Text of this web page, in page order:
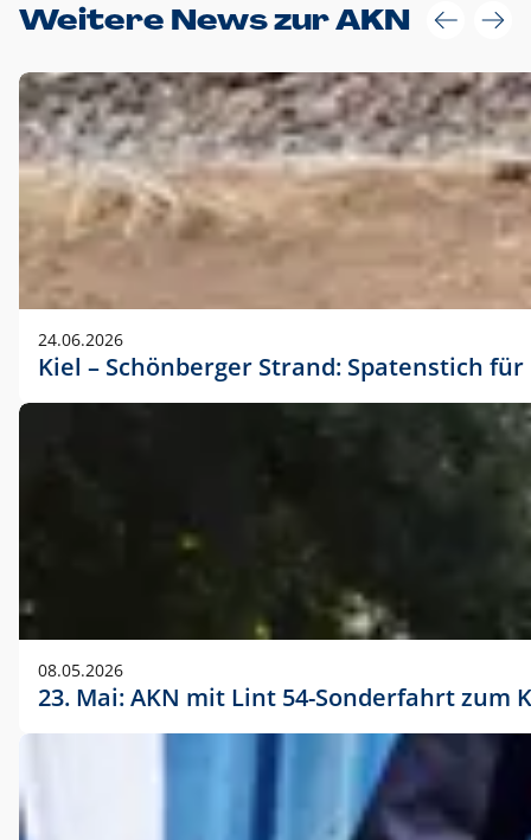
Weitere News zur AKN
24.06.2026
Kiel – Schönberger Strand: Spatenstich
08.05.2026
23. Mai: AKN mit Lint 54-Sonderfahrt